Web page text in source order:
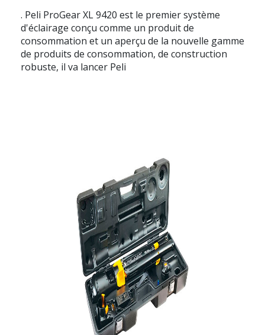
. Peli ProGear XL 9420 est le premier système
d'éclairage conçu comme un produit de
consommation et un aperçu de la nouvelle gamme
de produits de consommation, de construction
robuste, il va lancer Peli